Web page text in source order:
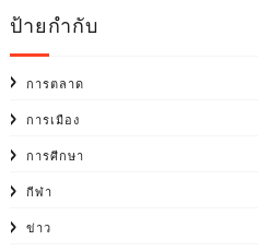
ป้ายกำกับ
การตลาด
การเมือง
การศีกษา
กีฬา
ข่าว